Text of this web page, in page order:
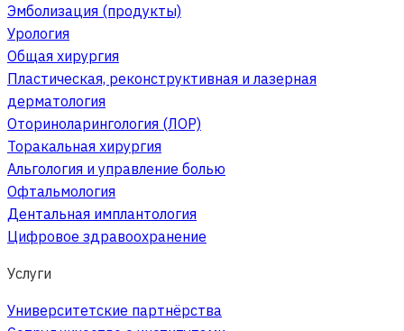
Эмболизация (продукты)
Урология
Общая хирургия
Пластическая, реконструктивная и лазерная
дерматология
Оториноларингология (ЛОР)
Торакальная хирургия
Альгология и управление болью
Офтальмология
Дентальная имплантология
Цифровое здравоохранение
Услуги
Университетские партнёрства